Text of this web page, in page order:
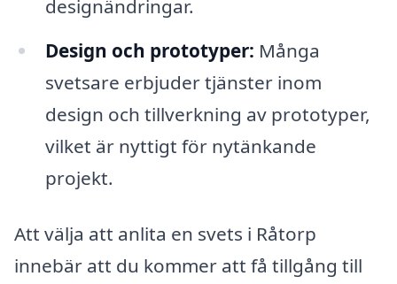
designändringar.
Design och prototyper: Många
svetsare erbjuder tjänster inom
design och tillverkning av prototyper,
vilket är nyttigt för nytänkande
projekt.
Att välja att anlita en svets i Råtorp
innebär att du kommer att få tillgång till